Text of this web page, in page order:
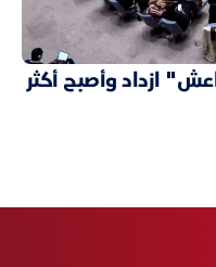
ازداد وأصبح أكثر